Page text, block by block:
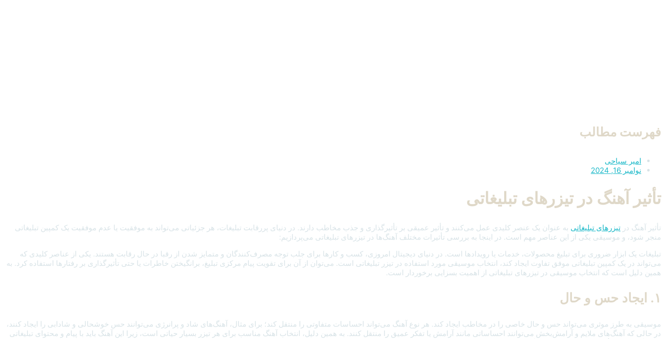
فهرست مطالب
امیر سیاحی
نوامبر 16, 2024
تأثیر آهنگ در تیزرهای تبلیغاتی
تأثیر آهنگ در تیزرهای تبلیغاتی به عنوان یک عنصر کلیدی عمل می‌کنند و تأثیر عمیقی بر تأثیرگذاری و جذب مخاطب دارند. در دنیای پررقابت تبلیغات، هر جزئیاتی می‌تواند به موفقیت یا عدم موفقیت یک کمپین تبلیغاتی
منجر شود، و موسیقی یکی از این عناصر مهم است. در اینجا به بررسی تأثیرات مختلف آهنگ‌ها در تیزرهای تبلیغاتی می‌پردازیم:
تبلیغات یک ابزار ضروری برای تبلیغ محصولات، خدمات یا رویدادها است. در دنیای دیجیتال امروزی، کسب و کارها برای جلب توجه مصرف‌کنندگان و متمایز شدن از رقبا در حال رقابت هستند. یکی از عناصر کلیدی که
می‌تواند در یک کمپین تبلیغاتی موفق تفاوت ایجاد کند، انتخاب موسیقی مورد استفاده در تیزر تبلیغاتی است. می‌توان از آن برای تقویت پیام مرکزی تبلیغ، برانگیختن خاطرات یا حتی تأثیرگذاری بر رفتارها استفاده کرد. به
همین دلیل است که انتخاب موسیقی در تیزرهای تبلیغاتی از اهمیت بسزایی برخوردار است.
۱. ایجاد حس و حال
موسیقی به طرز موثری می‌تواند حس و حال خاصی را در مخاطب ایجاد کند. هر نوع آهنگ می‌تواند احساسات متفاوتی را منتقل کند؛ برای مثال، آهنگ‌های شاد و پرانرژی می‌توانند حس خوشحالی و شادابی را ایجاد کنند،
در حالی که آهنگ‌های ملایم و آرامش‌بخش می‌توانند احساساتی مانند آرامش یا تفکر عمیق را منتقل کنند. به همین دلیل، انتخاب آهنگ مناسب برای هر تیزر بسیار حیاتی است، زیرا این آهنگ باید با پیام و محتوای تبلیغاتی